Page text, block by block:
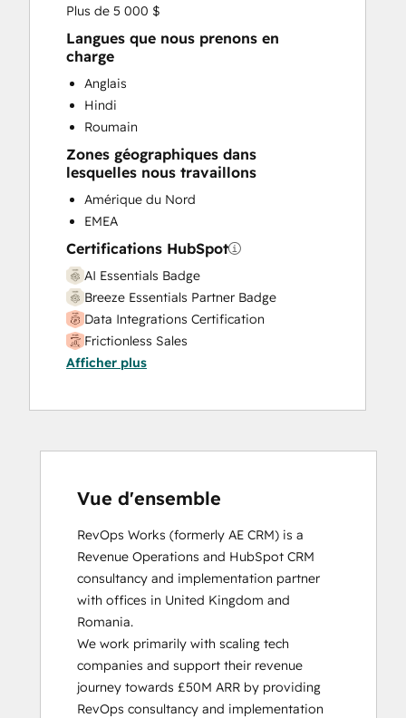
Marketing Hub Professional Onboarding
Programmable Automation
Sales and Marketing Alignment
Sales Coaching and Training
Sales Enablement
Sales Hub Enterprise Onboarding
Service Hub Enterprise Onboarding
Service Hub Professional Onboarding
Plus de 5 000 $
Langues que nous prenons en
charge
Anglais
Hindi
Roumain
Zones géographiques dans
lesquelles nous travaillons
Amérique du Nord
EMEA
Certifications HubSpot
AI Essentials Badge
Breeze Essentials Partner Badge
Data Integrations Certification
Frictionless Sales
HubSpot Sales Hub Software
HubSpot Solutions Partner
Inbound Sales
Service Hub Software
Afficher plus
Vue d'ensemble
RevOps Works (formerly AE CRM) is a
Revenue Operations and HubSpot CRM
consultancy and implementation partner
with offices in United Kingdom and
Romania.
We work primarily with scaling tech
companies and support their revenue
journey towards £50M ARR by providing
RevOps consultancy and implementation